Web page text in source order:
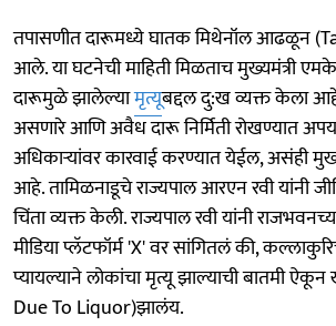
तपासणीत दारूमध्ये घातक मिथेनॉल आढळून
आले. या घटनेची माहिती मिळताच मुख्यमंत्री एमके
दारूमुळे झालेल्यामृत्यूबद्दल दु:ख व्यक्त केला
असणारे आणि अवैध दारू निर्मिती रोखण्यात
अधिकाऱ्यांवर कारवाई करण्यात येईल, असंही
आहे. तामिळनाडूचे राज्यपाल आरएन रवी यांनी
चिंता व्यक्त केली. राज्यपाल रवी यांनी
मीडिया प्लॅटफॉर्म 'X' वर सांगितलं की,
प्यायल्याने लोकांचा मृत्यू झाल्याची बातमी
Due To Liquor)झालंय.